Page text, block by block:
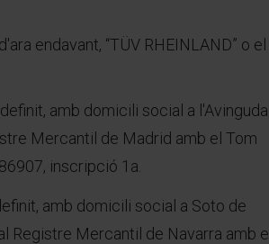
endavant, “TÜV RHEINLAND” o el
amb domicili social a l'Avinguda
Mercantil de Madrid amb el Tom
inscripció 1a.
amb domicili social a Soto de
Registre Mercantil de Navarra amb el